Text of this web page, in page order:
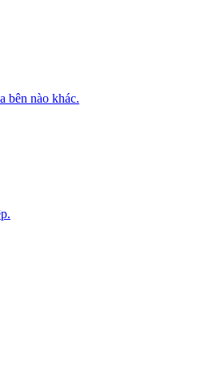
bên nào khác.